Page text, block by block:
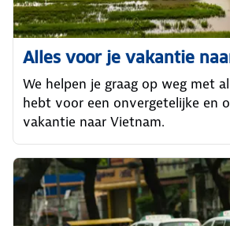
Alles voor je vakantie
We helpen je graag op weg met
hebt voor een onvergetelijke en
vakantie naar Vietnam.